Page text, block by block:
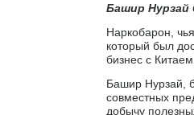
Башир Нурзай
Наркобарон,
который был
бизнес с
Башир Нурзай,
совместных
добычу